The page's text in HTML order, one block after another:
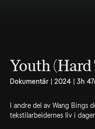
Youth (Hard
Dokumentär | 2024 | 3h
I andre del av Wang
tekstilarbeidernes liv i